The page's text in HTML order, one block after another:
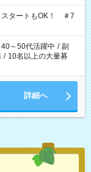
など
タートもOK！ ＃7
40～50代活躍中 / 副
/ 10名以上の大量募
詳細へ